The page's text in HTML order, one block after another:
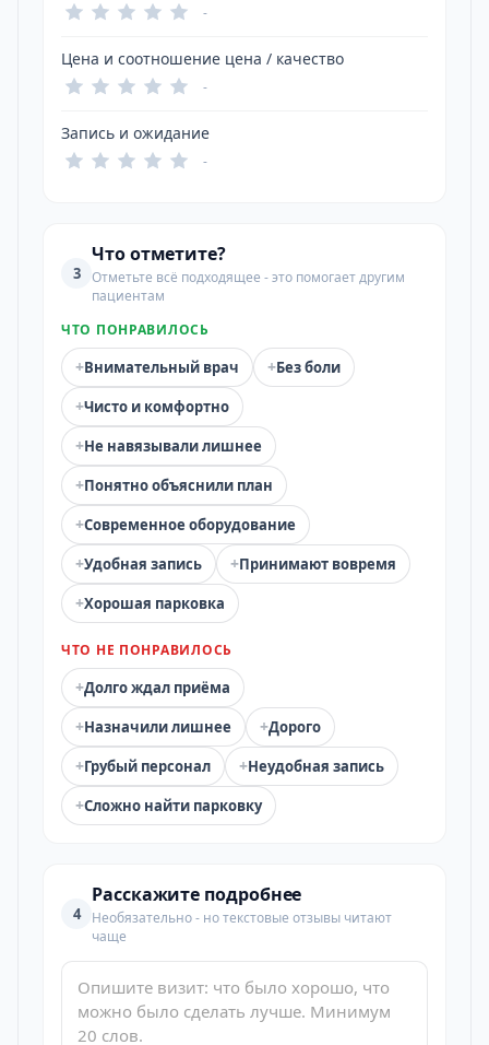
-
Цена и соотношение цена / качество
-
Запись и ожидание
-
3
Что отметите?
Отметьте всё подходящее - это помогает другим
пациентам
ЧТО ПОНРАВИЛОСЬ
+Внимательный врач +Без боли
+Чисто и комфортно
+Не навязывали лишнее
+Понятно объяснили план
+Современное оборудование
+Удобная запись +Принимают вовремя
+Хорошая парковка
ЧТО НЕ ПОНРАВИЛОСЬ
+Долго ждал приёма
+Назначили лишнее +Дорого
+Грубый персонал +Неудобная запись
+Сложно найти парковку
4
Расскажите подробнее
Необязательно - но текстовые отзывы читают
чаще